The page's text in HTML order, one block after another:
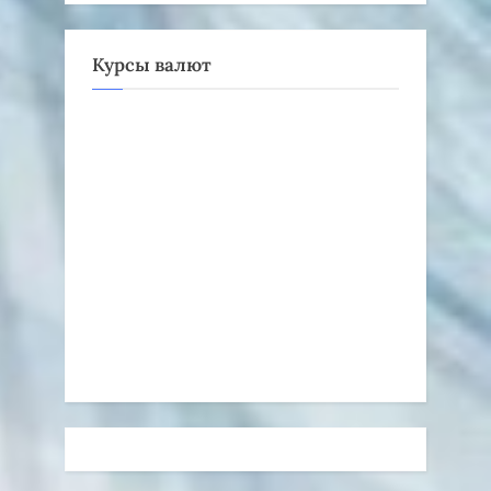
Курсы валют